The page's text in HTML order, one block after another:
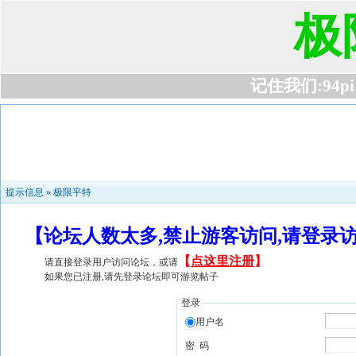
极
记住我们
提示信息 » 极限平特
【论坛人数太多,禁止游客访问,请登
请直接登录用户访问论坛，或请 【 点这里注册】
如果您已注册,请先登录论坛即可游览帖子
登录
用户名
密 码